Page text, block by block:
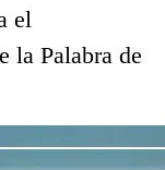
el
la Palabra de